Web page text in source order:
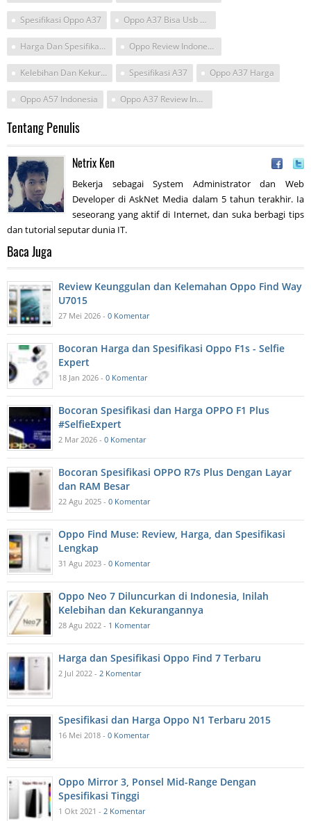
Spesifikasi Oppo A37 Oppo A37 Bisa Usb Otg Tidak?
Harga Dan Spesifikasi Oppo A37 Oppo Review Indonesia
Kelebihan Dan Kekurangan Oppo A37 K Spesifikasi A37 Oppo A37 Harga
Oppo A57 Indonesia Oppo A37 Review Indonesia
Tentang Penulis
Netrix Ken
Bekerja sebagai System Administrator dan Web
Developer di AskNet Media dalam 5 tahun terakhir. Ia
seseorang yang aktif di Internet, dan suka berbagi tips
dan tutorial seputar dunia IT.
Baca Juga
Review Keunggulan dan Kelemahan Oppo Find Way
U7015
27 Mei 2026 - 0 Komentar
Bocoran Harga dan Spesifikasi Oppo F1s - Selfie
Expert
18 Jan 2026 - 0 Komentar
Bocoran Spesifikasi dan Harga OPPO F1 Plus
#SelfieExpert
2 Mar 2026 - 0 Komentar
Bocoran Spesifikasi OPPO R7s Plus Dengan Layar
dan RAM Besar
22 Agu 2025 - 0 Komentar
Oppo Find Muse: Review, Harga, dan Spesifikasi
Lengkap
31 Agu 2023 - 0 Komentar
Oppo Neo 7 Diluncurkan di Indonesia, Inilah
Kelebihan dan Kekurangannya
28 Agu 2022 - 1 Komentar
Harga dan Spesifikasi Oppo Find 7 Terbaru
2 Jul 2022 - 2 Komentar
Spesifikasi dan Harga Oppo N1 Terbaru 2015
16 Mei 2018 - 0 Komentar
Oppo Mirror 3, Ponsel Mid-Range Dengan
Spesifikasi Tinggi
1 Okt 2021 - 2 Komentar